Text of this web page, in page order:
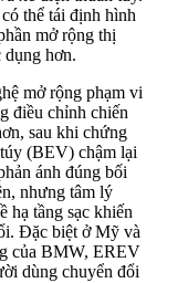
thể tái định hình
mở rộng thị
dụng hơn.
mở rộng phạm vi
điều chỉnh chiến
sau khi chứng
(BEV) chậm lại
ánh đúng bối
nhưng tâm lý
hạ tầng sạc khiến
Đặc biệt ở Mỹ và
của BMW, EREV
dùng chuyển đổi